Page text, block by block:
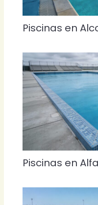
Piscinas en
Piscinas en